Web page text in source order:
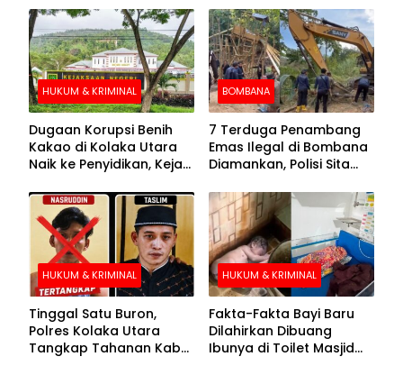
HUKUM & KRIMINAL
Dugaan Korupsi Benih
Kakao di Kolaka Utara
Naik ke Penyidikan, Kejari
BOMBANA
7 Terduga Penambang
Emas Ilegal di Bombana
Diamankan, Polisi Sita
Crusher
HUKUM & KRIMINAL
Tinggal Satu Buron,
Polres Kolaka Utara
Tangkap Tahanan Kabur
HUKUM & KRIMINAL
Fakta-Fakta Bayi Baru
Dilahirkan Dibuang
Ibunya di Toilet Masjid